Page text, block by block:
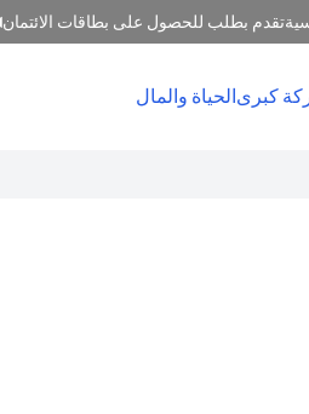
تقدم بطلب للحصول على بطاقات الائتمان
كبرىالحياة والمال